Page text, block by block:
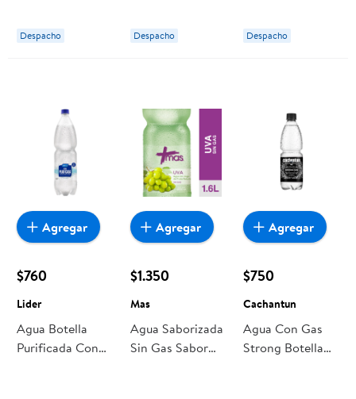
Despacho Despacho Despacho
$760
Lider
Agua Botella
Purificada Con
Agregar
$1.350
Mas
Agua Saborizada
Sin Gas Sabor
Agregar
$750
Cachantun
Agua Con Gas
Strong Botella
Agregar